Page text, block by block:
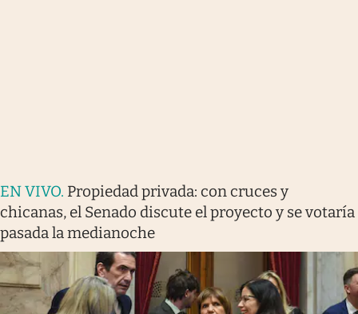
EN VIVO. Propiedad privada: con cruces y
chicanas, el Senado discute el proyecto y se votaría
pasada la medianoche